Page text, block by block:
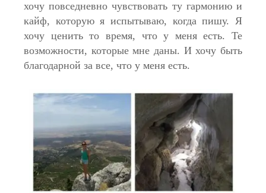
хочу повседневно чувствовать ту гармонию и
кайф, которую я испытываю, когда пишу. Я
хочу ценить то время, что у меня есть. Те
возможности, которые мне даны. И хочу быть
благодарной за все, что у меня есть.